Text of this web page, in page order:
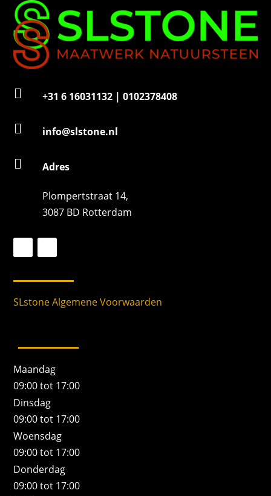
 +31 6 16031132 | 0102378408
 info@slstone.nl
 Adres
Plompertstraat 14,
3087 BD Rotterdam
SLstone Algemene Voorwaarden
Maandag
09:00 tot 17:00
Dinsdag
09:00 tot 17:00
Woensdag
09:00 tot 17:00
Donderdag
09:00 tot 17:00